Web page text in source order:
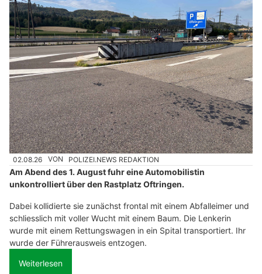
Individuelle Möbelkunst bei Gebrüder Schelbert AG im Muotathal
Oftringen AG: VW rast über Rastplatz &amp;
kracht gegen Baum – Motorblock
herausgerissen
02.08.26 VON